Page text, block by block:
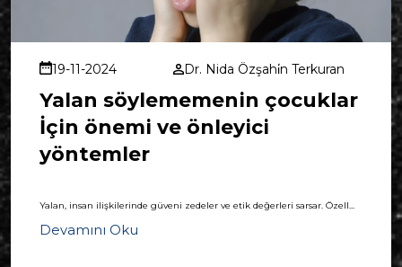
19-11-2024 Dr. Nida Özşahi̇n Terkuran
Yalan söylememenin çocuklar
İçin önemi ve önleyici
yöntemler
Yalan, insan ilişkilerinde güveni zedeler ve etik değerleri sarsar. Özell...
Devamını Oku